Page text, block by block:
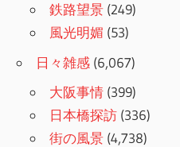
鉄路望景 (249)
風光明媚 (53)
日々雑感 (6,067)
大阪事情 (399)
日本橋探訪 (336)
街の風景 (4,738)